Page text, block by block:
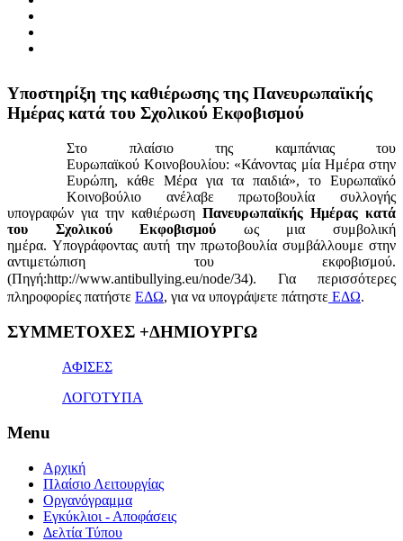
Yποστηρίξη της καθιέρωσης της Πανευρωπαϊκής
Ημέρας κατά του Σχολικού Εκφοβισμού
Στο πλαίσιο της καμπάνιας του
Ευρωπαϊκού Κοινοβουλίου: «Κάνοντας μία Ημέρα στην
Ευρώπη, κάθε Μέρα για τα παιδιά», το Ευρωπαϊκό
Κοινοβούλιο ανέλαβε πρωτοβουλία συλλογής
υπογραφών για την καθιέρωση Πανευρωπαϊκής Ημέρας κατά
του Σχολικού Εκφοβισμού ως μια συμβολική
ημέρα. Υπογράφοντας αυτή την πρωτοβουλία συμβάλλουμε στην
αντιμετώπιση του εκφοβισμού.
(Πηγή:http://www.antibullying.eu/node/34). Για περισσότερες
πληροφορίες πατήστε ΕΔΩ, για να υπογράψετε πάτηστε ΕΔΩ.
1x
ΣΥΜΜΕΤΟΧΕΣ +ΔΗΜΙΟΥΡΓΩ
ΑΦΙΣΕΣ
ΛΟΓΟΤΥΠΑ
Menu
Αρχική
Πλαίσιο Λειτουργίας
Οργανόγραμμα
Εγκύκλιοι - Αποφάσεις
Δελτία Τύπου